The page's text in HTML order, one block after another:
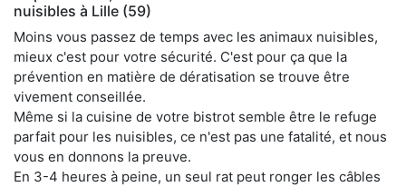
nuisibles à Lille (59)
Moins vous passez de temps avec les animaux nuisibles,
mieux c'est pour votre sécurité. C'est pour ça que la
prévention en matière de dératisation se trouve être
vivement conseillée.
Même si la cuisine de votre bistrot semble être le refuge
parfait pour les nuisibles, ce n'est pas une fatalité, et nous
vous en donnons la preuve.
En 3-4 heures à peine, un seul rat peut ronger les câbles